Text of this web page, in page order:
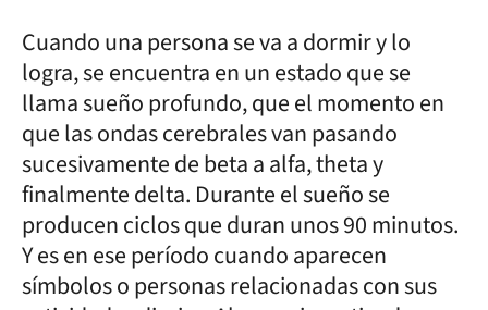
Cuando una persona se va a dormir y lo
logra, se encuentra en un estado que se
llama sueño profundo, que el momento en
que las ondas cerebrales van pasando
sucesivamente de beta a alfa, theta y
finalmente delta. Durante el sueño se
producen ciclos que duran unos 90 minutos.
Y es en ese período cuando aparecen
símbolos o personas relacionadas con sus